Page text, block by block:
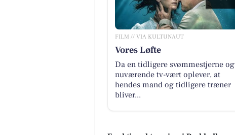
FILM // VIA KULTUNAUT
Vores Løfte
Da en tidligere svømmestjerne og
nuværende tv-vært oplever, at
hendes mand og tidligere træner
bliver...